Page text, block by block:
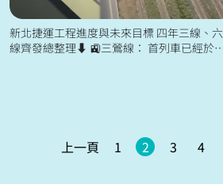
新北捷運工程進度與未來目標 四年三線、六
線齊發總整理⬇️ 🚉三鶯線： 首列車已經於
上一頁 1 2 3 4